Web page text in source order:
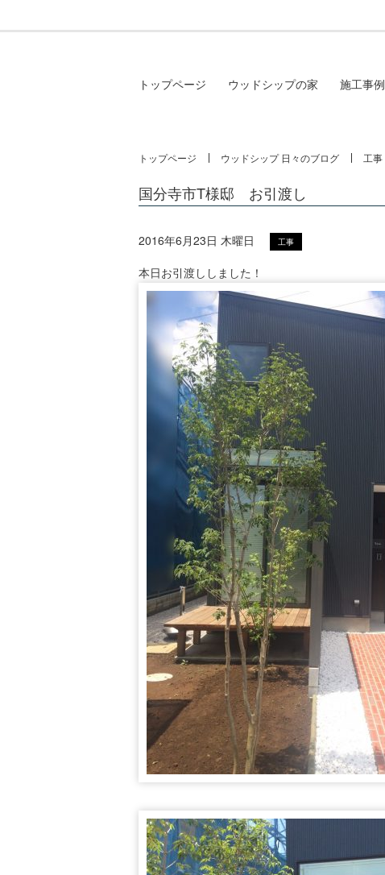
トップページ ウッドシップの家 施工事例
トップページ ウッドシップ 日々のブログ 工事
国分寺市T様邸 お引渡し
2016年6月23日 木曜日 工事
本日お引渡ししました！